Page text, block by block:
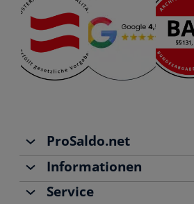
ProSaldo.net
Über uns
Team
Informationen
Buchhaltung
Service